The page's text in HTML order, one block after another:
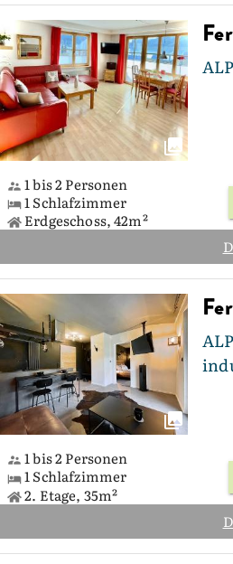
1 bis 2 Personen
1 Schlafzimmer
Erdgeschoss, 42m²
1 bis 2 Personen
1 Schlafzimmer
2. Etage, 35m²